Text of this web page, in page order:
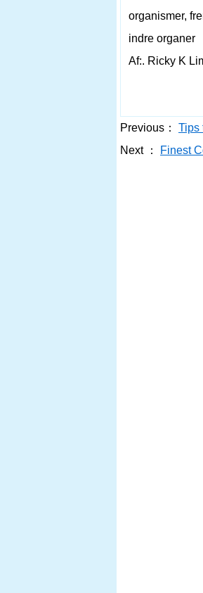
organismer,
indre organer
Af:. Ricky K
Previous：
Tips
Next ：
Finest